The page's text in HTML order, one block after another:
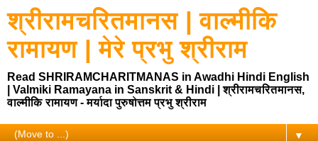
श्रीरामचरितमानस | वाल्मीकि
रामायण | मेरे प्रभु श्रीराम
Read SHRIRAMCHARITMANAS in Awadhi Hindi English
| Valmiki Ramayana in Sanskrit & Hindi | श्रीरामचरितमानस,
वाल्मीकि रामायण - मर्यादा पुरुषोत्तम प्रभु श्रीराम
▼